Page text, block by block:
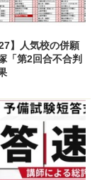
】人気校の併願
「第2回合不合判